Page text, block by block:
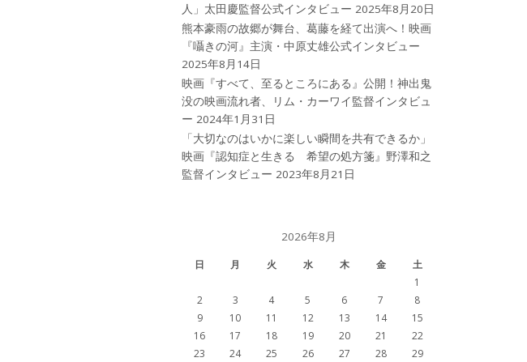
人」太田慶監督公式インタビュー 2025年8月20日
熊本豪雨の故郷が舞台、葛藤を経て出演へ！映画
『囁きの河』主演・中原丈雄公式インタビュー
2025年8月14日
映画『すべて、至るところにある』公開！神出鬼
没の映画流れ者、リム・カーワイ監督インタビュ
ー 2024年1月31日
「大切なのはいかに楽しい瞬間を共有できるか」
映画『認知症と生きる 希望の処方箋』野澤和之
監督インタビュー 2023年8月21日
2026年8月
日 月 火 水 木 金
土
1
2
3 4 5 6 7
8
9
10 11 12 13 14
15
16
17 18 19 20 21
22
23
24 25 26 27 28
29